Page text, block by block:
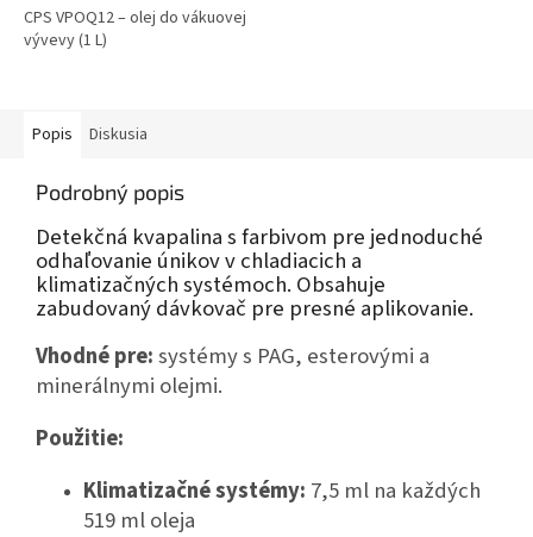
CPS VPOQ12 – olej do vákuovej
vývevy (1 L)
Popis Diskusia
Podrobný popis
Detekčná kvapalina s farbivom pre jednoduché
odhaľovanie únikov v chladiacich a
klimatizačných systémoch. Obsahuje
zabudovaný dávkovač pre presné aplikovanie.
Vhodné pre:systémy s PAG, esterovými a
minerálnymi olejmi.
Použitie:
Klimatizačné systémy: 7,5 ml na každých
519 ml oleja